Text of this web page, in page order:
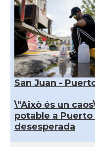
San Juan -
\"Això és un
potable a
desesperada